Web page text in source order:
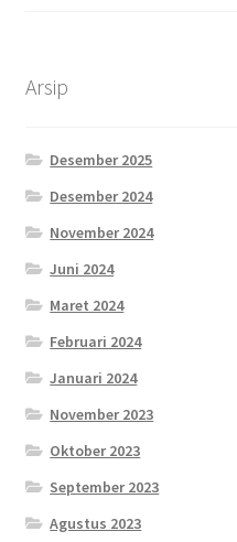
Arsip
Desember 2025
Desember 2024
November 2024
Juni 2024
Maret 2024
Februari 2024
Januari 2024
November 2023
Oktober 2023
September 2023
Agustus 2023